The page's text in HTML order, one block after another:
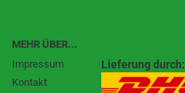
MEHR ÜBER...
Impressum
Kontakt
Lieferung durch: